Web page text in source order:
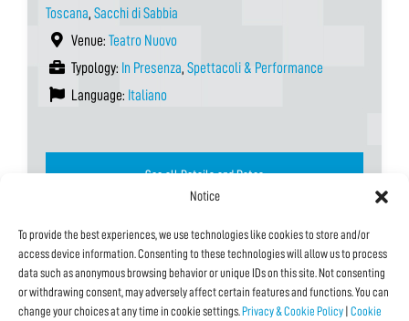
Notice
To provide the best experiences, we use technologies like cookies to store and/or
access device information. Consenting to these technologies will allow us to process
data such as anonymous browsing behavior or unique IDs on this site. Not consenting
or withdrawing consent, may adversely affect certain features and functions. You can
change your choices at any time in cookie settings. Privacy & Cookie Policy Cookie
Toscana, Sacchi di Sabbia
Venue: Teatro Nuovo
Typology: In Presenza, Spettacoli & Performance
Language: Italiano
See all Details and Dates